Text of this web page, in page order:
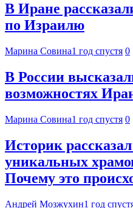
В Иране
по Израилю
Марина Совина1 год спустя 0
В России
возможностях
Марина Совина1 год спустя 0
Историк
уникальных
Почему это
Андрей Мозжухин1 год